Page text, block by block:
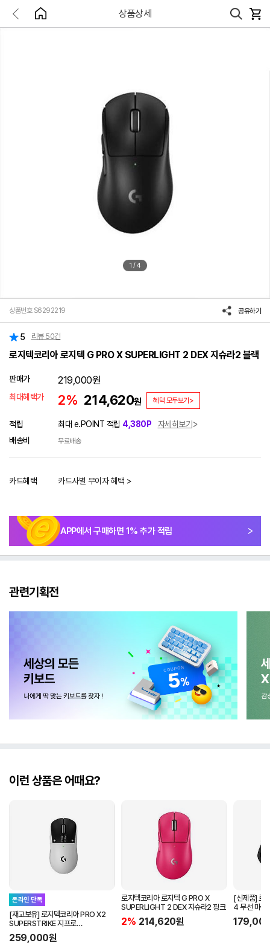
상품상세
1 /4
상품번호 S6292219 공유하기
5 리뷰 50건
로지텍코리아 로지텍 G PRO X SUPERLIGHT 2 DEX 지슈라2 블랙
판매가 219,000원
최대혜택가 2% 214,620원 혜택 모두보기>
적립 최대 e.POINT 적립 4,380P
자세히보기
배송비
무료배송
카드혜택 카드사별 무이자 혜택 >
APP에서 구매하면 1% 추가 적립
관련기획전
이런 상품은 어때요?
온라인 단독
[재고보유] 로지텍코리아 PRO X2
SUPERSTRIKE 지프로
슈퍼스트라이크 지슈스 게이밍마우스
259,000원
로지텍코리아 로지텍 G PRO X
SUPERLIGHT 2 DEX 지슈라2 핑크
2% 214,620원
[신제품] 로
4 무선 마우